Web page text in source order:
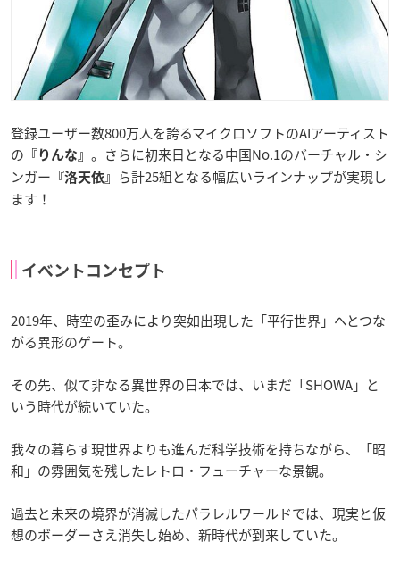
登録ユーザー数800万人を誇るマイクロソフトのAIアーティスト
の 『りんな』 。さらに初来日となる中国No.1のバーチャル・シ
ンガー 『洛天依』
ら計25組となる幅広いラインナップが実現し
ます！
イベントコンセプト
2019年、時空の歪みにより突如出現した「平行世界」へとつな
がる異形のゲート。
その先、似て非なる異世界の日本では、いまだ「SHOWA」と
いう時代が続いていた。
我々の暮らす現世界よりも進んだ科学技術を持ちながら、「昭
和」の雰囲気を残したレトロ・フューチャーな景観。
過去と未来の境界が消滅したパラレルワールドでは、現実と仮
想のボーダーさえ消失し始め、新時代が到来していた。